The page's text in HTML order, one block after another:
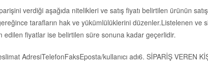
verdiği aşağıda nitelikleri ve satış fiyatı belirtilen ürünün
tarafların hak ve yükümlülüklerini düzenler.Listelenen ve
fiyatlar ise belirtilen süre sonuna kadar geçerlidir.
AdresiTelefonFaksEposta/kullanıcı adı6. SİPARİŞ VEREN